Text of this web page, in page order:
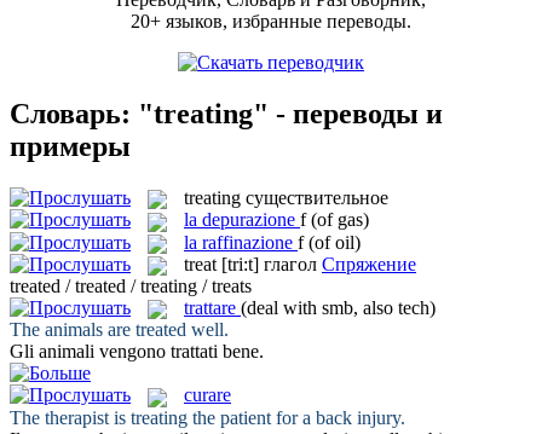
20+ языков, избранные переводы.
Словарь: "treating" - переводы и
примеры
treating существительное
la depurazione f (of gas)
la raffinazione f (of oil)
treat [tri:t] глагол Спряжение
treated / treated / treating / treats
trattare (deal with smb, also tech)
The animals are treated well.
Gli animali vengono trattati bene.
curare
The therapist is treating the patient for a back injury.